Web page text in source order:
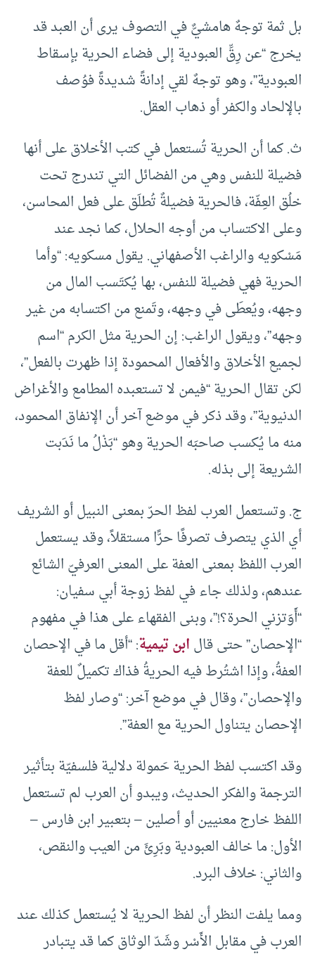
بل ثمة توجهٌ هامشيٌّ في التصوف يرى أن العبد قد
يخرج “عن رِقِّ العبودية إلى فضاء الحرية بإسقاط
العبودية”، وهو توجهٌ لقي إدانةً شديدةً فوُصف
بالإلحاد والكفر أو ذهاب العقل.
ث‌. كما أن الحرية تُستعمل في كتب الأخلاق على أنها
فضيلة للنفس وهي من الفضائل التي تندرج تحت
خلُق العِفّة، فالحرية فضيلةٌ تُطلَق على فعل المحاسن،
وعلى الاكتساب من أوجه الحلال، كما نجد عند
مَسْكويه والراغب الأصفهاني. يقول مسكويه: “وأما
الحرية فهي فضيلة للنفس، بها يُكتَسب المال من
وجهه، ويُعطَى في وجهه، وتَمنع من اكتسابه من غير
وجهه”، ويقول الراغب: إن الحرية مثل الكرم “اسم
لجميع الأخلاق والأفعال المحمودة إذا ظهرت بالفعل”،
لكن تقال الحرية “فيمن لا تستعبده المطامع والأغراض
الدنيوية”، وقد ذكر في موضع آخر أن الإنفاق المحمود،
منه ما يُكسب صاحبَه الحرية وهو “بَذْلُ ما نَدَبت
الشريعة إلى بذله.
ج‌. وتستعمل العرب لفظ الحرّ بمعنى النبيل أو الشريف
أي الذي يتصرف تصرفًا حرًّا مستقلاً، وقد يستعمل
العرب اللفظ بمعنى العفة على المعنى العرفيّ الشائع
عندهم، ولذلك جاء في لفظ زوجة أبي سفيان:
“أَوَتزني الحرة؟!”، وبنى الفقهاء على هذا في مفهوم
“الإحصان” حتى قالابن تيمية: “أقل ما في الإحصان
العفةُ، وإذا اشتُرط فيه الحريةُ فذاك تكميلٌ للعفة
والإحصان”، وقال في موضع آخر: “وصار لفظ
الإحصان يتناول الحرية مع العفة”.
وقد اكتسب لفظ الحرية حَمولة دلالية فلسفيّة بتأثير
الترجمة والفكر الحديث، ويبدو أن العرب لم تستعمل
اللفظ خارج معنيين أو أصلين – بتعبير ابن فارس –
الأول: ما خالف العبودية وبَرِئَ من العيب والنقص،
والثاني: خلاف البرد.
ومما يلفت النظر أن لفظ الحرية لا يُستعمل كذلك عند
العرب في مقابل الأَسْر وشَدّ الوثاق كما قد يتبادر